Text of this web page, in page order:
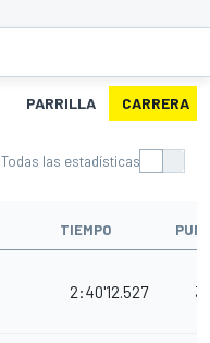
PARRILLA CARRERA
Todas las estadísticas
TIEMPO
2:40'12.527